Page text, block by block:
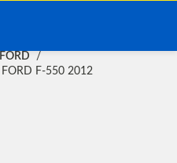
FORD
FORD F-550 2012